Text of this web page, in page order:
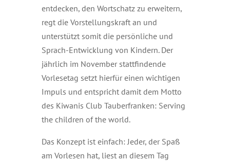
entdecken, den Wortschatz zu erweitern,
regt die Vorstellungskraft an und
unterstützt somit die persönliche und
Sprach-Entwicklung von Kindern. Der
jährlich im November stattfindende
Vorlesetag setzt hierfür einen wichtigen
Impuls und entspricht damit dem Motto
des Kiwanis Club Tauberfranken: Serving
the children of the world.
Das Konzept ist einfach: Jeder, der Spaß
am Vorlesen hat, liest an diesem Tag